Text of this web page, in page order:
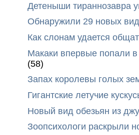
Детеныши тираннозавра
Обнаружили 29 новых
Как слонам удается
Макаки впервые попали
(58)
Запах королевы голых
Гигантские летучие
Новый вид обезьян из
Зоопсихологи раскрыли